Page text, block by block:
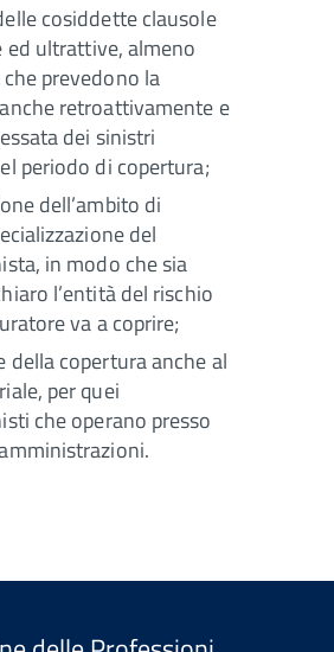
cosiddette clausole
ultrattive, almeno
prevedono la
retroattivamente e
dei sinistri
periodo di copertura;
dell’ambito di
del
in modo che sia
l’entità del rischio
va a coprire;
della copertura anche al
per quei
che operano presso